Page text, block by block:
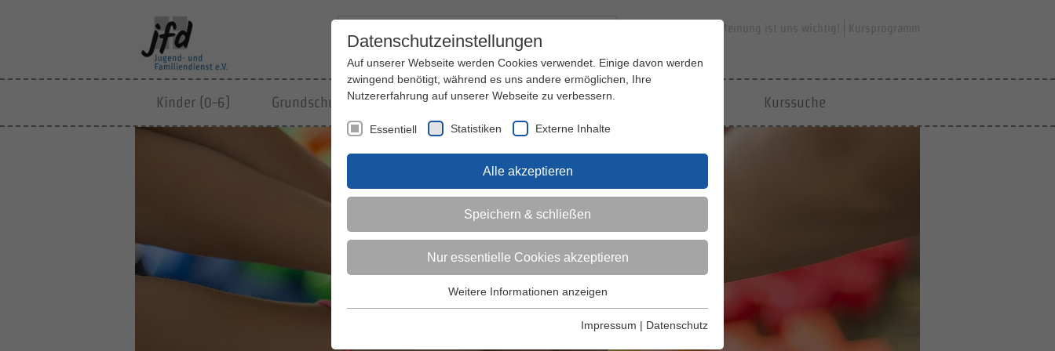
Ihre Meinung ist uns wichtig! Kursprogramm
Kinder (0-6) Grundschulkinder Jugendliche Erwachsene Kurssuche
Datenschutzeinstellungen
Auf unserer Webseite werden Cookies verwendet. Einige davon werden
zwingend benötigt, während es uns andere ermöglichen, Ihre
Nutzererfahrung auf unserer Webseite zu verbessern.
Essentiell Statistiken Externe Inhalte
Alle akzeptieren
Speichern & schließen
Nur essentielle Cookies akzeptieren
Essentielle Cookies werden für grundlegende Funktionen der
Weitere Informationen anzeigen
Impressum | Datenschutz